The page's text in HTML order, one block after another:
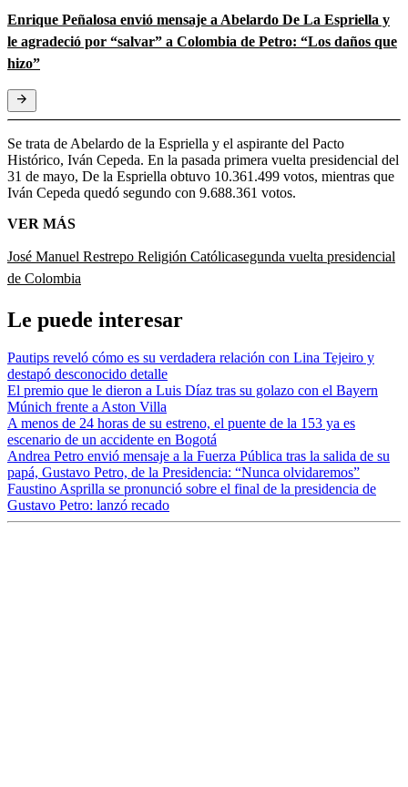
Enrique Peñalosa envió mensaje a Abelardo De La Espriella y
le agradeció por “salvar” a Colombia de Petro: “Los daños que
hizo”
Se trata de Abelardo de la Espriella y el aspirante del Pacto
Histórico, Iván Cepeda. En la pasada primera vuelta presidencial del
31 de mayo, De la Espriella obtuvo 10.361.499 votos, mientras que
Iván Cepeda quedó segundo con 9.688.361 votos.
VER MÁS
José Manuel Restrepo Religión Católicasegunda vuelta presidencial
de Colombia
Le puede interesar
Pautips reveló cómo es su verdadera relación con Lina Tejeiro y
destapó desconocido detalle
El premio que le dieron a Luis Díaz tras su golazo con el Bayern
Múnich frente a Aston Villa
A menos de 24 horas de su estreno, el puente de la 153 ya es
escenario de un accidente en Bogotá
Andrea Petro envió mensaje a la Fuerza Pública tras la salida de su
papá, Gustavo Petro, de la Presidencia: “Nunca olvidaremos”
Faustino Asprilla se pronunció sobre el final de la presidencia de
Gustavo Petro: lanzó recado